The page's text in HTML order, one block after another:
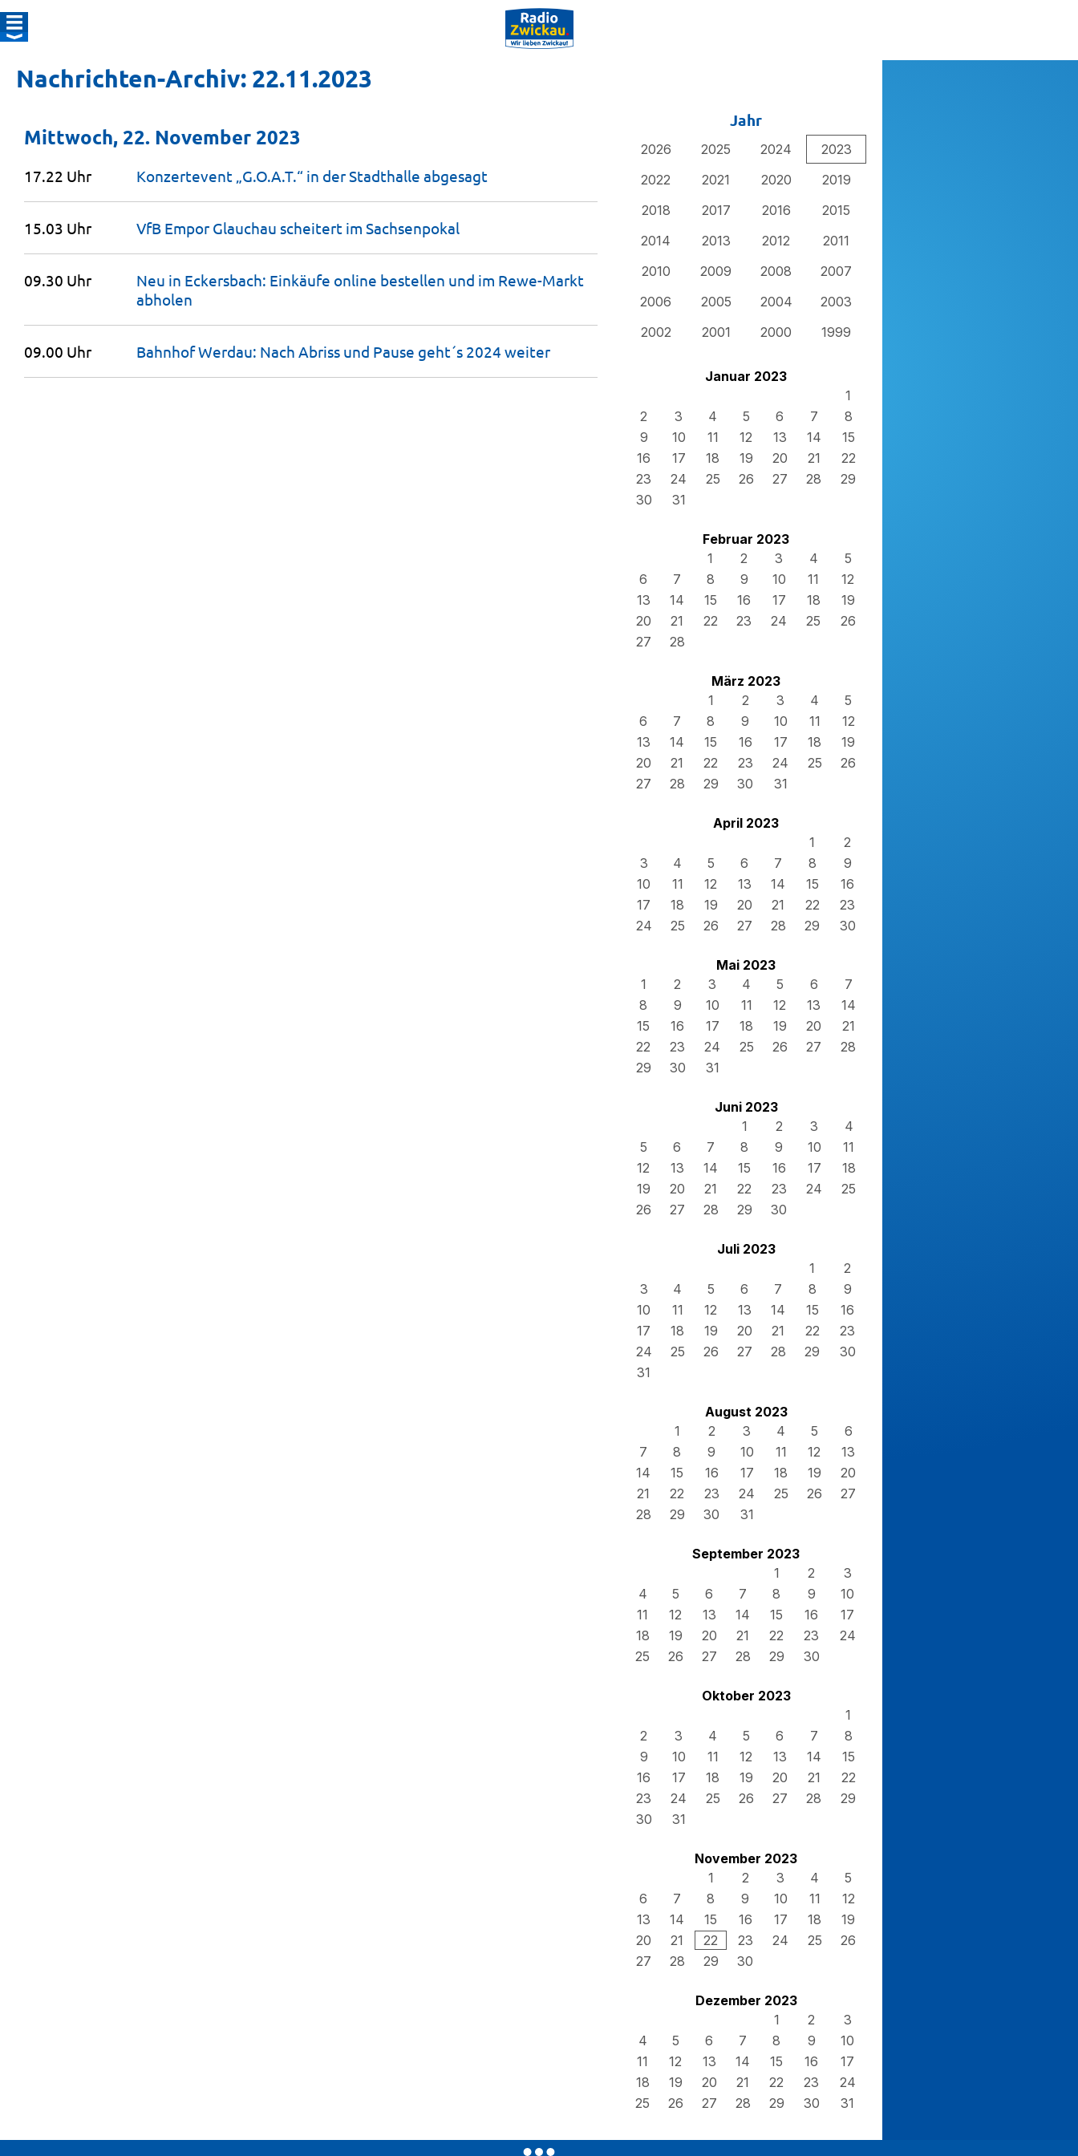
Nachrichten-Archiv: 22.11.2023
Jahr
2026 2025 2024
2023
2022
2021 2020
2019
2018
2017 2016
2015
2014
2013 2012
2011
2010
2009 2008
2007
2006
2005 2004
2003
2002
2001 2000 1999
Januar 2023
1
2
3 4 5 6 7
8
9
10 11 12 13 14
15
16
17 18 19 20 21
22
23
24 25 26 27 28
29
30
31
Februar 2023
1
2 3 4
5
6
7 8 9 10 11
12
13
14 15 16 17 18
19
20
21 22 23 24 25
26
27
28
März 2023
1
2 3 4
5
6
7 8 9 10 11
12
13
14 15 16 17 18
19
20
21 22 23 24 25
26
27
28 29 30 31
April 2023
1
2
3
4 5 6 7 8
9
10
11 12 13 14 15
16
17
18 19 20 21 22
23
24
25 26 27 28 29 30
Mai 2023
1
2 3 4 5 6
7
8
9 10 11 12 13
14
15
16 17 18 19 20
21
22
23 24 25 26 27
28
29
30 31
Juni 2023
1
2 3
4
5
6 7 8 9 10
11
12
13 14 15 16 17
18
19
20 21 22 23 24
25
26
27 28 29 30
Juli 2023
1
2
3
4 5 6 7 8
9
10
11 12 13 14 15
16
17
18 19 20 21 22
23
24
25 26 27 28 29
30
31
August 2023
1
2 3 4 5
6
7
8 9 10 11 12
13
14
15 16 17 18 19
20
21
22 23 24 25 26
27
28
29 30 31
September 2023
1
2
3
4
5 6 7 8 9
10
11
12 13 14 15 16
17
18
19 20 21 22 23
24
25
26 27 28 29 30
Oktober 2023
1
2
3 4 5 6 7
8
9
10 11 12 13 14
15
16
17 18 19 20 21
22
23
24 25 26 27 28
29
30
31
November 2023
1
2 3 4
5
6
7 8 9 10 11
12
13
14 15 16 17 18
19
20
21 22 23 24 25
26
27
28 29 30
Dezember 2023
1
2
3
4
5 6 7 8 9
10
11
12 13 14 15 16
17
18
19 20 21 22 23
24
25
26 27 28 29 30 31
Mittwoch, 22. November 2023
17.22 Uhr Konzertevent „G.O.A.T.“ in der Stadthalle abgesagt
15.03 Uhr VfB Empor Glauchau scheitert im Sachsenpokal
09.30 Uhr
Neu in Eckersbach: Einkäufe online bestellen und im Rewe-Markt
abholen
09.00 Uhr Bahnhof Werdau: Nach Abriss und Pause geht´s 2024 weiter